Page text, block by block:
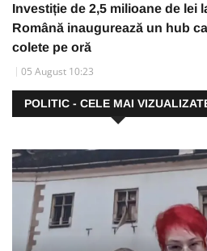
Investiție de 2,5 milioane de lei
Română inaugurează un hub
colete pe oră
05 August 10:23
POLITIC - CELE MAI